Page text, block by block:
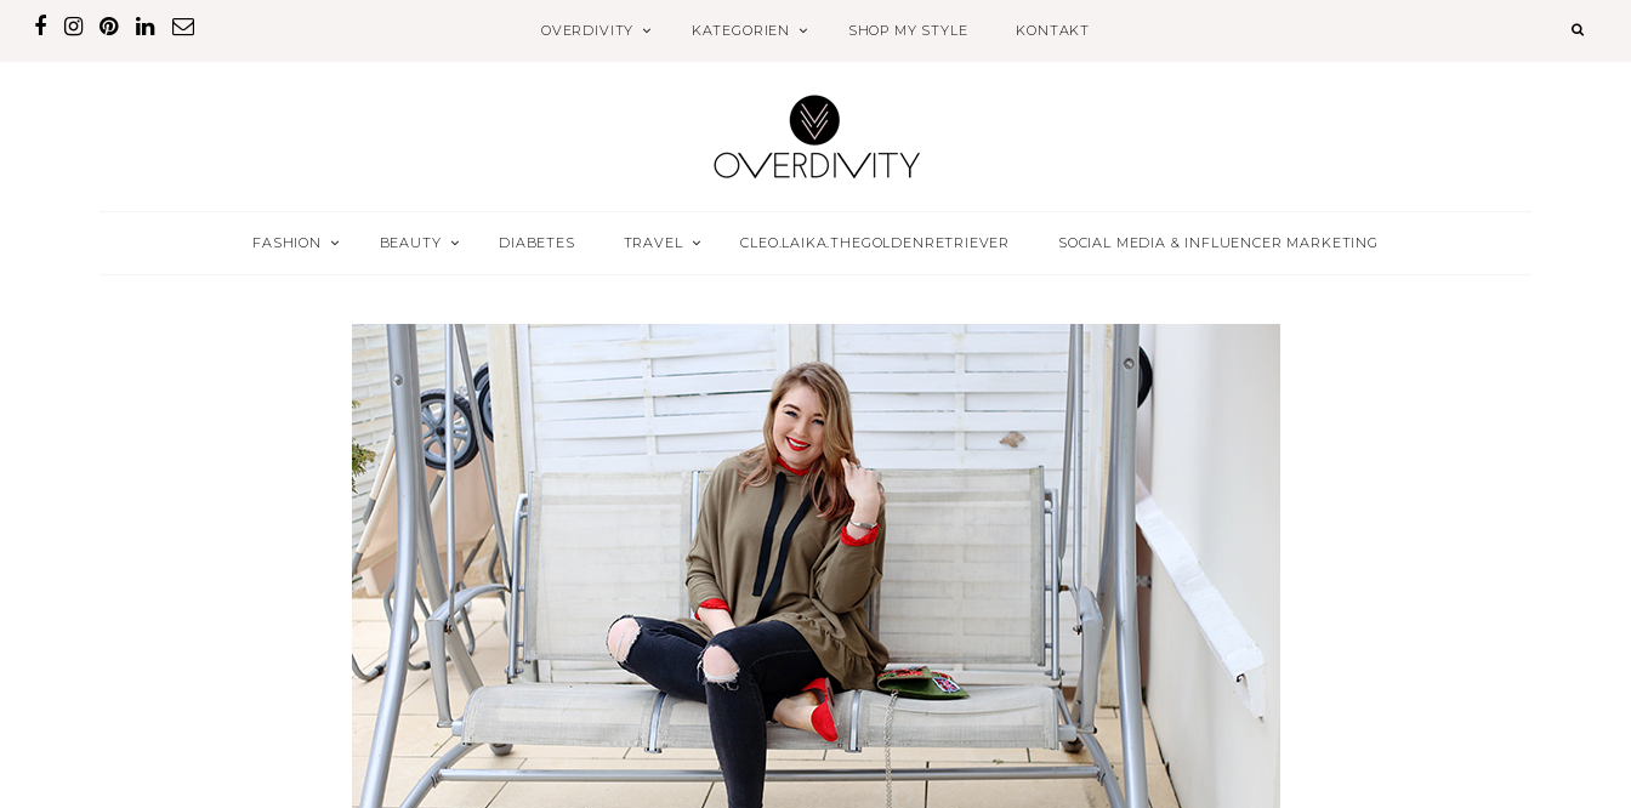
OVERDIVITY KATEGORIEN SHOP MY STYLE KONTAKT
FASHION BEAUTY DIABETES TRAVEL CLEO.LAIKA.THEGOLDENRETRIEVER SOCIAL MEDIA & INFLUENCER MARKETING